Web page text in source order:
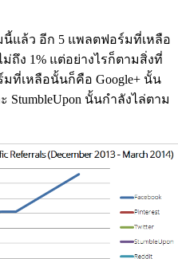
นี้แล้ว อีก 5 แพลตฟอร์มที่เหลือ
ถึง 1% แต่อย่างไรก็ตามสิ่งที่
ที่เหลือนั้นก็คือ Google+ นั้น
นั้นกำลังไล่ตาม